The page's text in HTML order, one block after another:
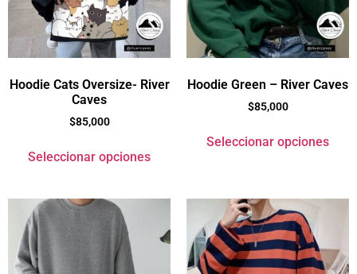
Hoodie Cats Oversize- River
Caves
$85,000
Seleccionar opciones
Hoodie Green – River Caves
$85,000
Seleccionar opciones